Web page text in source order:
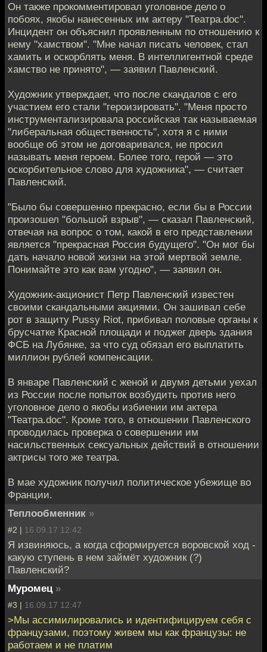
Он также прокомментировал уголовное дело о
побоях, якобы нанесенных им актеру "Театра.doc".
Инцидент он объяснил проявленным по отношению к
нему "хамством". "Мне начал писать человек, стал
хамить и оскорблять меня. В интеллигентной среде
хамство не принято", — заявил Павленский.
Художник утверждает, что после скандалов с его
участием его стали "героизировать". "Меня просто
инструментализировала российская так называемая
"либеральная общественность", хотя я с ними
вообще об этом не договаривался, не просил
называть меня героем. Более того, герой — это
оскорбительное слово для художника", — считает
Павленский.
"Было бы совершенно прекрасно, если бы в России
произошел "большой взрыв", — сказал Павленский,
отвечая на вопрос о том, какой в его представлении
является "прекрасная Россия будущего". "Он мог бы
дать начало новой жизни на этой мертвой земле.
Понимайте это как вам угодно", — заявил он.
Художник-акционист Петр Павленский известен
своими скандальными акциями. Он зашивал себе
рот в защиту Pussy Riot, прибивал половые органы к
брусчатке Красной площади и поджег дверь здания
ФСБ на Лубянке, за что суд обязал его выплатить
миллион рублей компенсации.
В январе Павленский с женой и двумя детьми уехал
из России после попыток возбудить против него
уголовное дело о якобы избиении им актера
"Театра.doc". Кроме того, в отношении Павленского
проводилась проверка о совершении им
насильственных сексуальных действий в отношении
актрисы того же театра.
В мае художник получил политическое убежище во
Франции.
Теплообменник »
#2 | 16.09.17 12:42
Я извиняюсь, а когда сформируется воровской ход -
какую ступень в нем займёт художник (?)
Павленский?
Муромец »
#3 | 16.09.17 12:47
>Мы ассимилировались и идентифицируем себя с
французами, поэтому живем мы как французы: не
работаем и не платим